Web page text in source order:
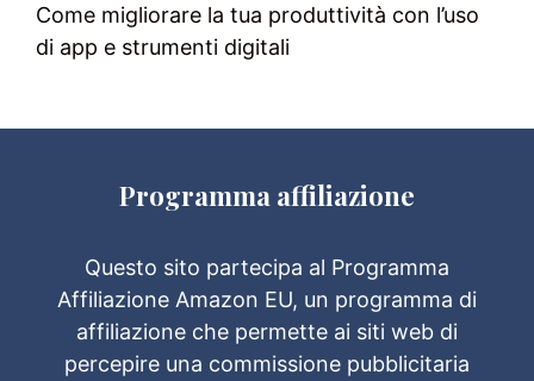
Come migliorare la tua produttività con l’uso
di app e strumenti digitali
Programma affiliazione
Questo sito partecipa al Programma
Affiliazione Amazon EU, un programma di
affiliazione che permette ai siti web di
percepire una commissione pubblicitaria